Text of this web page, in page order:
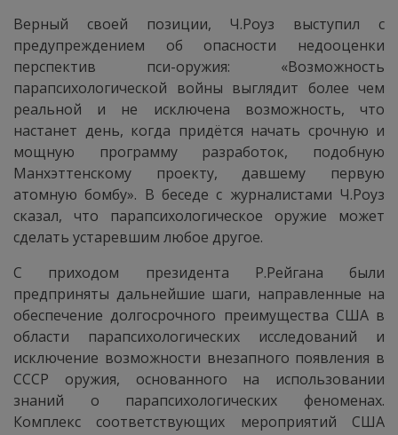
Верный своей позиции, Ч.Роуз выступил с
предупреждением об опасности недооценки
перспектив пси-оружия: «Возможность
парапсихологической войны выглядит более чем
реальной и не исключена возможность, что
настанет день, когда придётся начать срочную и
мощную программу разработок, подобную
Манхэттенскому проекту, давшему первую
атомную бомбу». В беседе с журналистами Ч.Роуз
сказал, что парапсихологическое оружие может
сделать устаревшим любое другое.
С приходом президента Р.Рейгана были
предприняты дальнейшие шаги, направленные на
обеспечение долгосрочного преимущества США в
области парапсихологических исследований и
исключение возможности внезапного появления в
СССР оружия, основанного на использовании
знаний о парапсихологических феноменах.
Комплекс соответствующих мероприятий США